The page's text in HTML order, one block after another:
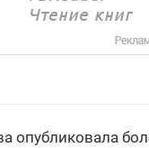
опубликовала